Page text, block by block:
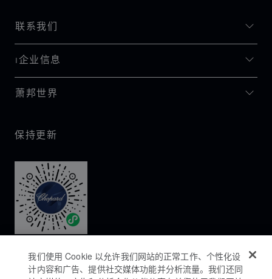
联系我们
I企业信息
萧邦世界
保持更新
我们使用 Cookie 以允许我们网站的正常工作、个性化设
计内容和广告、提供社交媒体功能并分析流量。我们还同